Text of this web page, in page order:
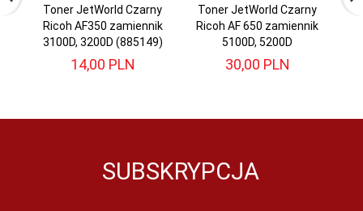
Toner JetWorld Czarny
Ricoh AF350 zamiennik
3100D, 3200D (885149)
14,00 PLN
Toner JetWorld Czarny
Ricoh AF 650 zamiennik
5100D, 5200D
30,00 PLN
SUBSKRYPCJA